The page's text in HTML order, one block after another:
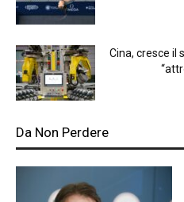
Cina, cresce il
Da Non Perdere